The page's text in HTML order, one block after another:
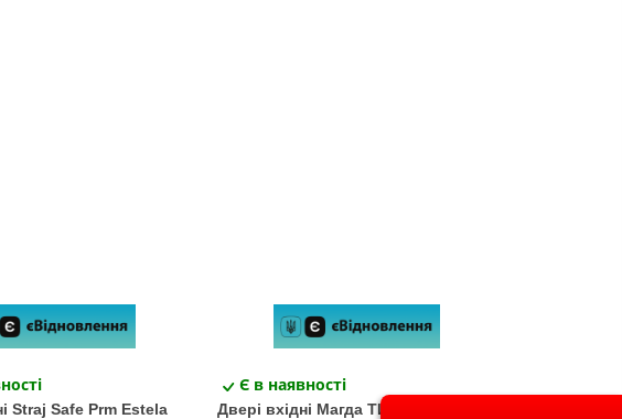
Straj Safe Prm Estela
Є в наявності
Двері вхідні Магда ТИП 2 Квартира